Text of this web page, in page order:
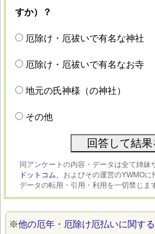
すか）？
厄除け・厄祓いで有名な神社
厄除け・厄祓いで有名なお寺
地元の氏神様（の神社）
その他
同アンケートの内容・データは全て姉妹
ドットコム、 およびその運営のYWMOに
データの転用・引用・利用を一切禁じま
※他の厄年・厄除け厄払いに関す